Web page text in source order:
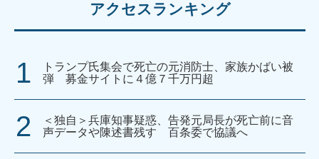
アクセスランキング
トランプ氏集会で死亡の元消防士、家族かばい被
弾 募金サイトに４億７千万円超
＜独自＞兵庫知事疑惑、告発元局長が死亡前に音
声データや陳述書残す 百条委で協議へ